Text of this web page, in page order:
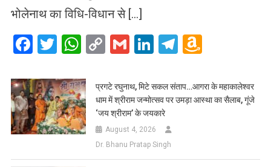
भोलेनाथ का विधि-विधान से […]
Facebook
Twitter
WhatsApp
CopyGmailLinkedIn
Telegram
List
प्रगटे रघुनाथ, मिटे सकल संताप…आगरा के महाकालेश्वर
धाम में श्रीराम जन्मोत्सव पर उमड़ा आस्था का सैलाब, गूंजे
‘जय श्रीराम’ के जयकारे
August 4, 2026
Dr. Bhanu Pratap Singh